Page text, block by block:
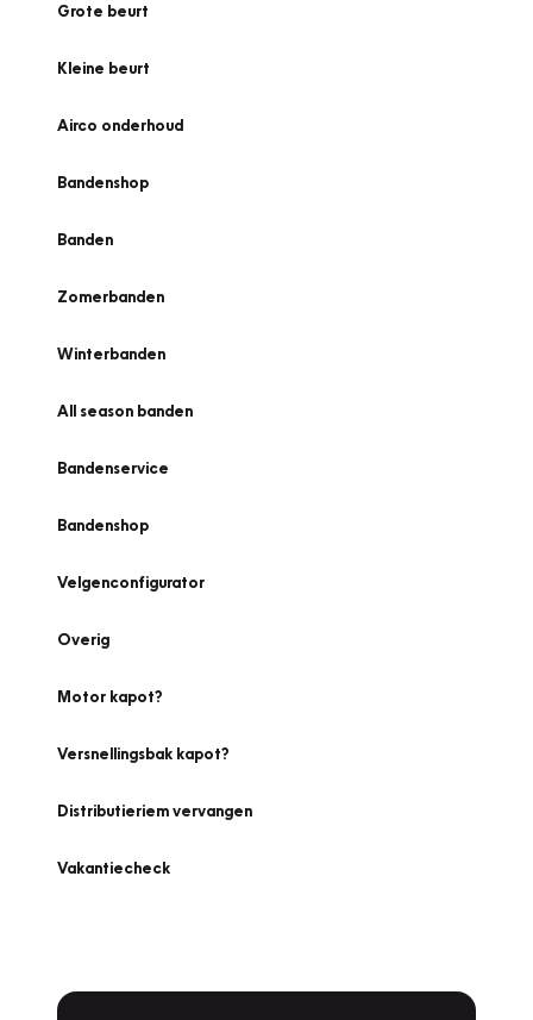
Grote beurt
Kleine beurt
Airco onderhoud
Bandenshop
Banden
Zomerbanden
Winterbanden
All season banden
Bandenservice
Bandenshop
Velgenconfigurator
Overig
Motor kapot?
Versnellingsbak kapot?
Distributieriem vervangen
Vakantiecheck